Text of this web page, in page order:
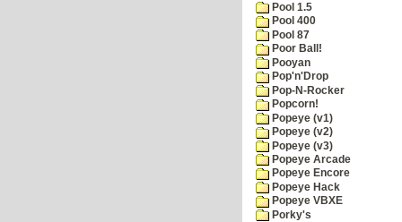
Pool 1.5
Pool 400
Pool 87
Poor Ball!
Pooyan
Pop'n'Drop
Pop-N-Rocker
Popcorn!
Popeye (v1)
Popeye (v2)
Popeye (v3)
Popeye Arcade
Popeye Encore
Popeye Hack
Popeye VBXE
Porky's